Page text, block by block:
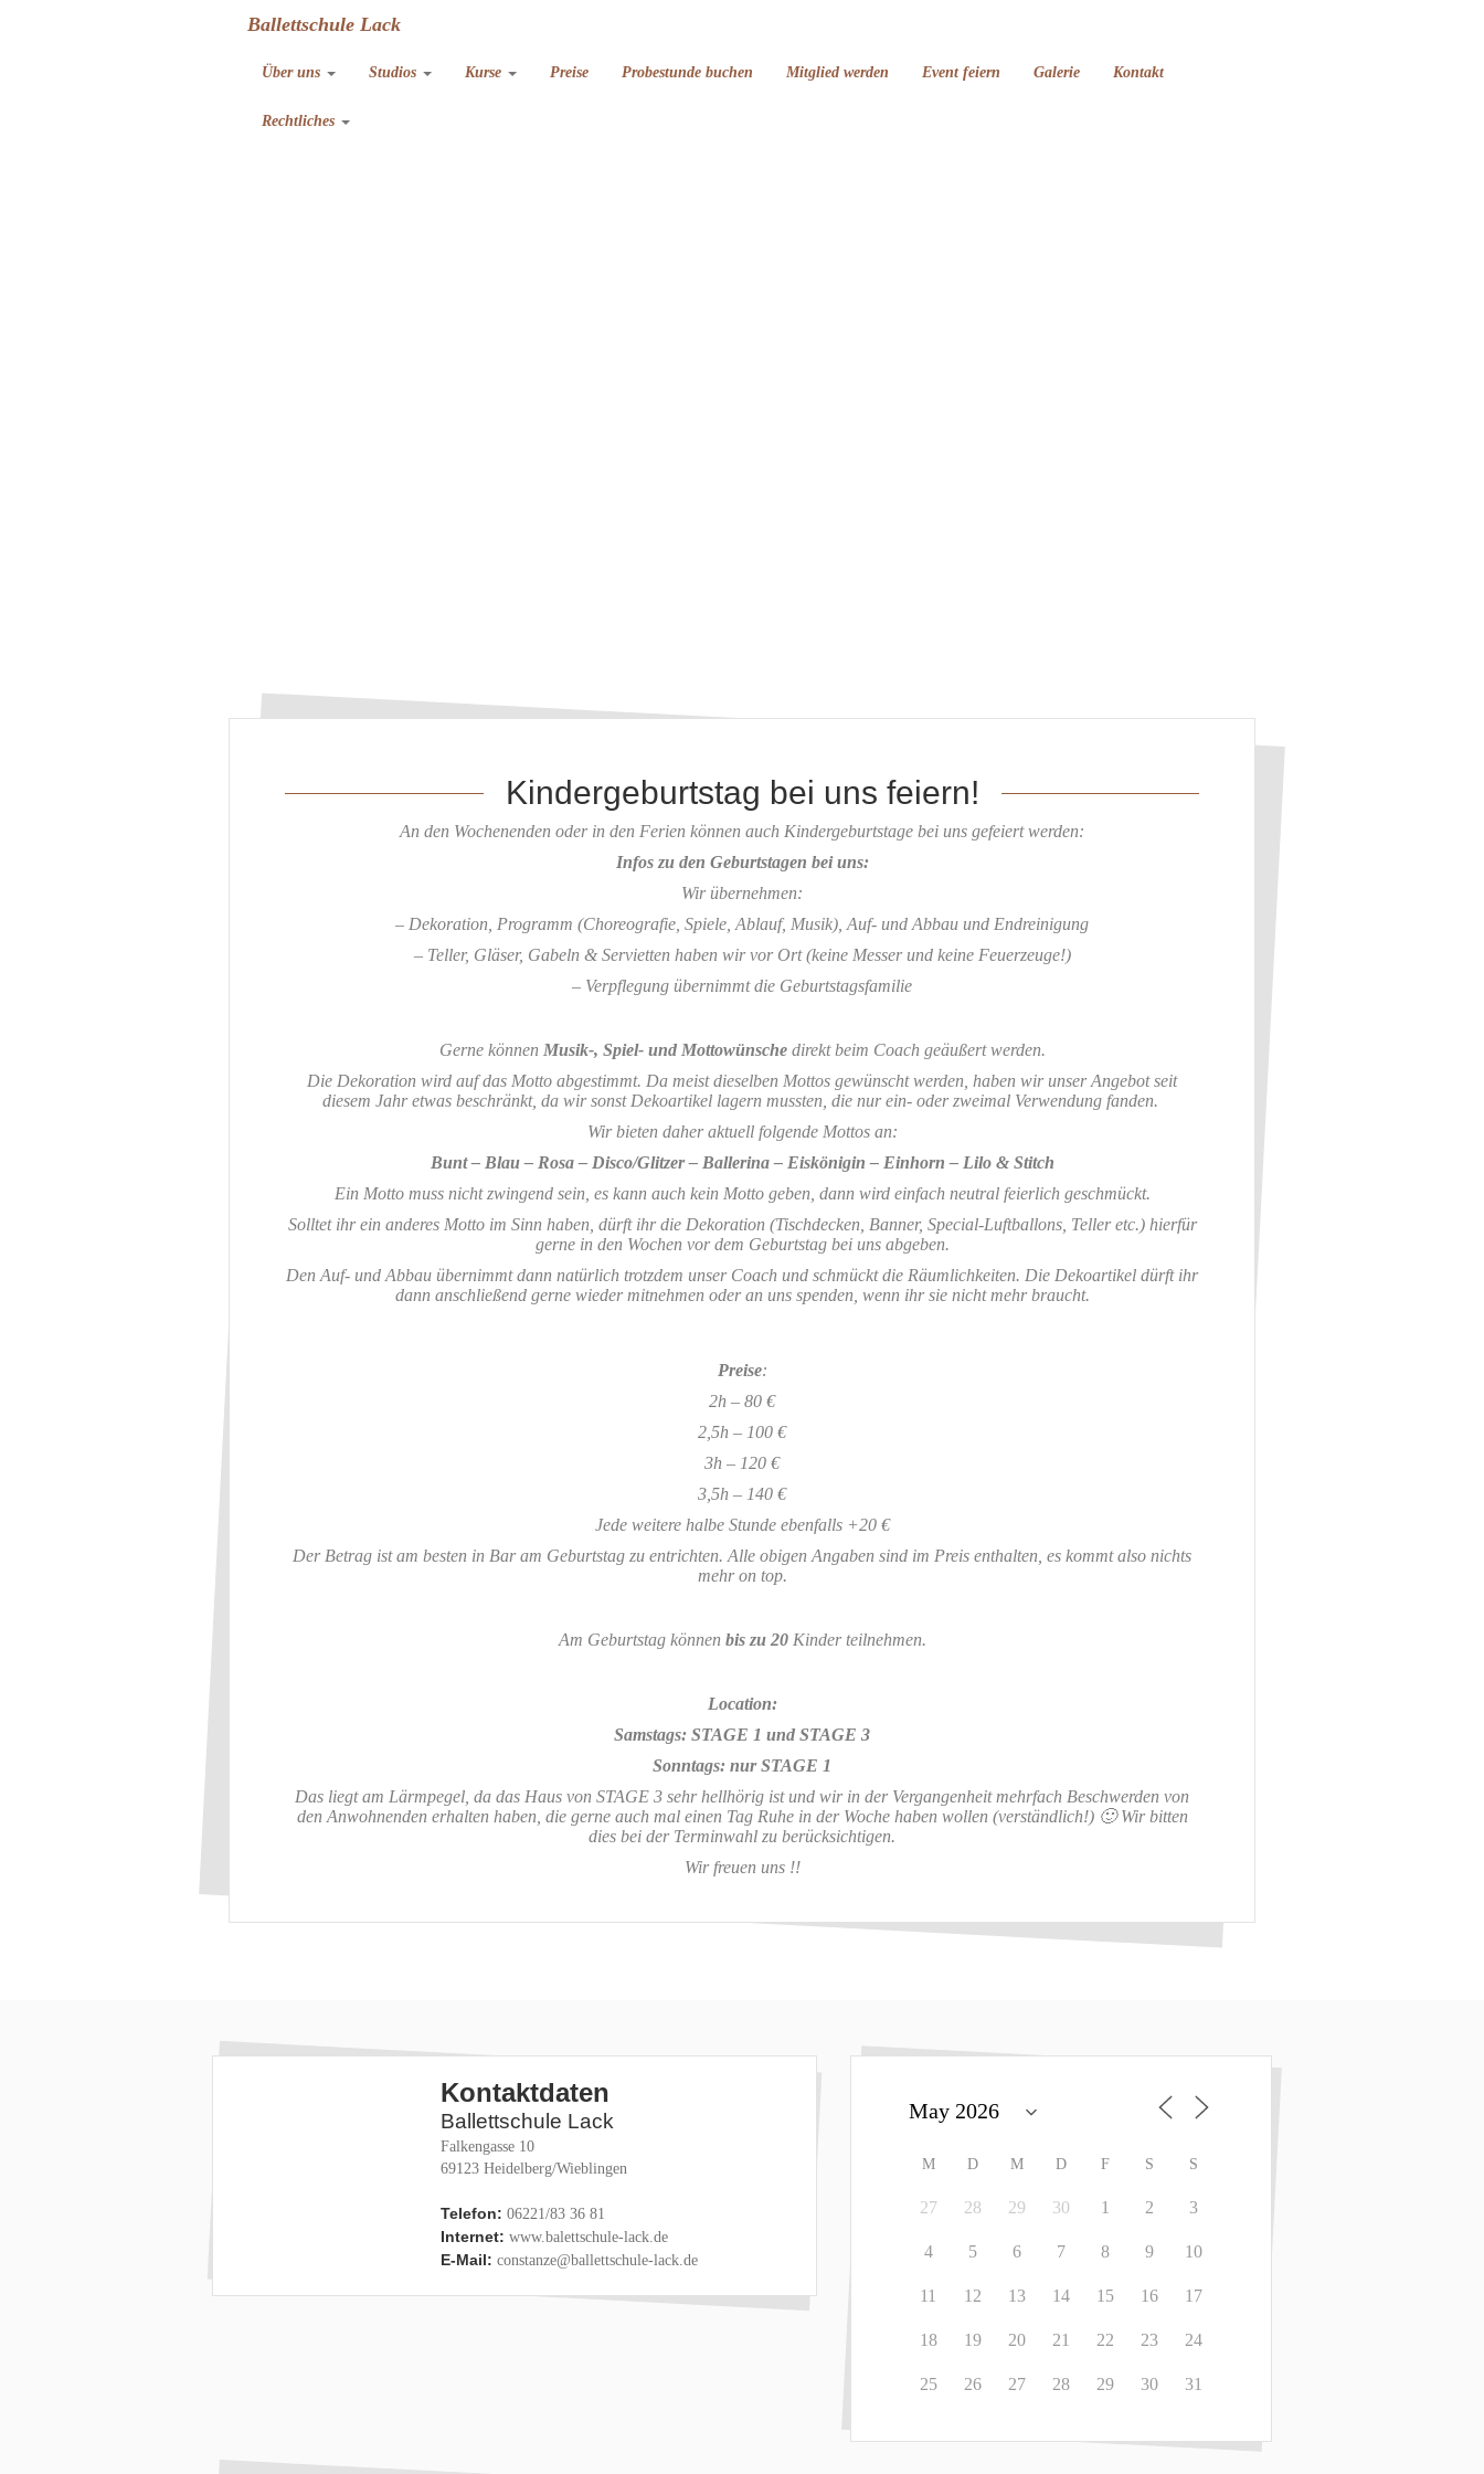
Ballettschule Lack
Über uns Studios Kurse Preise Probestunde buchen Mitglied werden Event feiern Galerie Kontakt
Rechtliches
Kindergeburtstag bei uns feiern!
An den Wochenenden oder in den Ferien können auch Kindergeburtstage bei uns gefeiert werden:
Infos zu den Geburtstagen bei uns:
Wir übernehmen:
– Dekoration, Programm (Choreografie, Spiele, Ablauf, Musik), Auf- und Abbau und Endreinigung
– Teller, Gläser, Gabeln & Servietten haben wir vor Ort (keine Messer und keine Feuerzeuge!)
– Verpflegung übernimmt die Geburtstagsfamilie
Gerne können Musik-, Spiel- und Mottowünsche direkt beim Coach geäußert werden.
Die Dekoration wird auf das Motto abgestimmt. Da meist dieselben Mottos gewünscht werden, haben wir unser Angebot seit
diesem Jahr etwas beschränkt, da wir sonst Dekoartikel lagern mussten, die nur ein- oder zweimal Verwendung fanden.
Wir bieten daher aktuell folgende Mottos an:
Bunt – Blau – Rosa – Disco/Glitzer – Ballerina – Eiskönigin – Einhorn – Lilo & Stitch
Ein Motto muss nicht zwingend sein, es kann auch kein Motto geben, dann wird einfach neutral feierlich geschmückt.
Solltet ihr ein anderes Motto im Sinn haben, dürft ihr die Dekoration (Tischdecken, Banner, Special-Luftballons, Teller etc.) hierfür
gerne in den Wochen vor dem Geburtstag bei uns abgeben.
Den Auf- und Abbau übernimmt dann natürlich trotzdem unser Coach und schmückt die Räumlichkeiten. Die Dekoartikel dürft ihr
dann anschließend gerne wieder mitnehmen oder an uns spenden, wenn ihr sie nicht mehr braucht.
Preise:
2h – 80 €
2,5h – 100 €
3h – 120 €
3,5h – 140 €
Jede weitere halbe Stunde ebenfalls +20 €
Der Betrag ist am besten in Bar am Geburtstag zu entrichten. Alle obigen Angaben sind im Preis enthalten, es kommt also nichts
mehr on top.
Am Geburtstag können bis zu 20Kinder teilnehmen.
Location:
Samstags: STAGE 1 und STAGE 3
Sonntags: nur STAGE 1
Das liegt am Lärmpegel, da das Haus von STAGE 3 sehr hellhörig ist und wir in der Vergangenheit mehrfach Beschwerden von
den Anwohnenden erhalten haben, die gerne auch mal einen Tag Ruhe in der Woche haben wollen (verständlich!) 🙂 Wir bitten
dies bei der Terminwahl zu berücksichtigen.
Wir freuen uns !!
Kontaktdaten
Ballettschule Lack
Falkengasse 10
69123 Heidelberg/Wieblingen
Telefon: 06221/83 36 81
Internet: www.balettschule-lack.de
E-Mail: constanze@ballettschule-lack.de
M D M D F S S
27 28 29 30 1 2 3
4 5 6 7 8 9 10
11 12 13 14 15 16 17
18 19 20 21 22 23 24
25 26 27 28 29 30 31